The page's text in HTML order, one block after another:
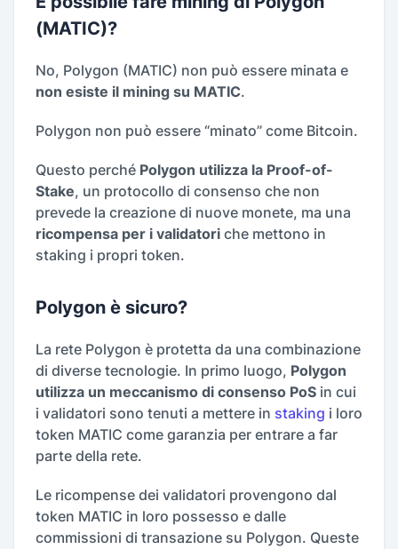
(MATIC)?
No, Polygon (MATIC) non può essere minata e
non esiste il mining su MATIC.
Polygon non può essere “minato” come Bitcoin.
Questo perché Polygon utilizza la Proof-of-
Stake, un protocollo di consenso che non
prevede la creazione di nuove monete, ma una
ricompensa per i validatori che mettono in
staking i propri token.
Polygon è sicuro?
La rete Polygon è protetta da una combinazione
di diverse tecnologie. In primo luogo, Polygon
utilizza un meccanismo di consenso PoS in cui
i validatori sono tenuti a mettere in staking i loro
token MATIC come garanzia per entrare a far
parte della rete.
Le ricompense dei validatori provengono dal
token MATIC in loro possesso e dalle
commissioni di transazione su Polygon. Queste